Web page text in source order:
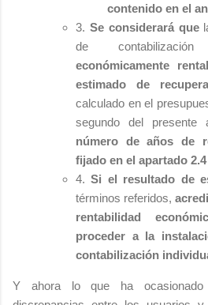
contenido en el
3. Se considerará que
de
económicamente
estimado de
calculado en el
segundo del presente
número de años de
fijado en el apartado
4.Si el resultado de
términos referidos,
rentabilidad
proceder a la
contabilización
Y ahora lo que ha